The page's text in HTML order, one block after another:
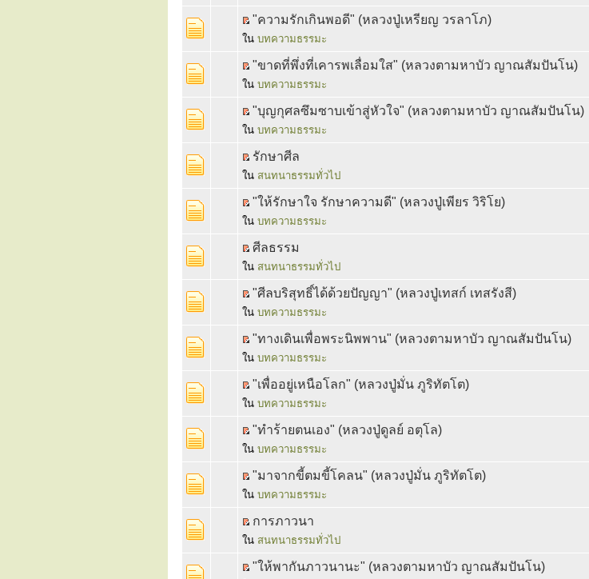
"ความรักเกินพอดี" (หลวงปู่เหรียญ วรลาโภ)
ใน บทความธรรมะ
"ขาดที่พึ่งที่เคารพเลื่อมใส" (หลวงตามหาบัว ญาณสัมปันโน)
ใน บทความธรรมะ
"บุญกุศลซึมซาบเข้าสู่หัวใจ" (หลวงตามหาบัว ญาณสัมปันโน)
ใน บทความธรรมะ
รักษาศีล
ใน สนทนาธรรมทั่วไป
"ให้รักษาใจ รักษาความดี" (หลวงปู่เพียร วิริโย)
ใน บทความธรรมะ
ศีลธรรม
ใน สนทนาธรรมทั่วไป
"ศีลบริสุทธิ์ได้ด้วยปัญญา" (หลวงปู่เทสก์ เทสรังสี)
ใน บทความธรรมะ
"ทางเดินเพื่อพระนิพพาน" (หลวงตามหาบัว ญาณสัมปันโน)
ใน บทความธรรมะ
"เพื่ออยู่เหนือโลก" (หลวงปู่มั่น ภูริทัตโต)
ใน บทความธรรมะ
"ทำร้ายตนเอง" (หลวงปู่ดูลย์ อตุโล)
ใน บทความธรรมะ
"มาจากขี้ตมขี้โคลน" (หลวงปู่มั่น ภูริทัตโต)
ใน บทความธรรมะ
การภาวนา
ใน สนทนาธรรมทั่วไป
"ให้พากันภาวนานะ" (หลวงตามหาบัว ญาณสัมปันโน)